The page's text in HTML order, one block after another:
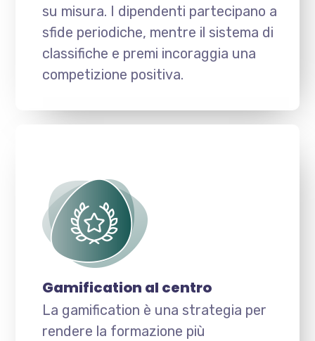
su misura. I dipendenti partecipano a
sfide periodiche, mentre il sistema di
classifiche e premi incoraggia una
competizione positiva.
Gamification al centro
La gamification è una strategia per
rendere la formazione più